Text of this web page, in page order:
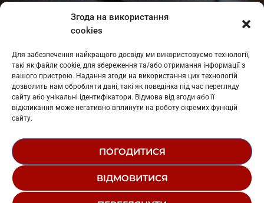
Згода на використання
cookies
Для забезпечення найкращого досвіду ми використовуємо технології,
такі як файли cookie, для збереження та/або отримання інформації з
вашого пристрою. Надання згоди на використання цих технологій
дозволить нам обробляти дані, такі як поведінка під час перегляду
сайту або унікальні ідентифікатори. Відмова від згоди або її
відкликання може негативно вплинути на роботу окремих функцій
сайту.
ПОГОДИТИСЯ
ВІДМОВИТИСЯ
: L11-01410
: L11-01801
Косів: L11-01805
Гарасимів: L11-02274
© 1995-2026 РК «ЗАХІДНИЙ ПОЛЮС»
РЕДАКЦІЙНИЙ СТАТУТ